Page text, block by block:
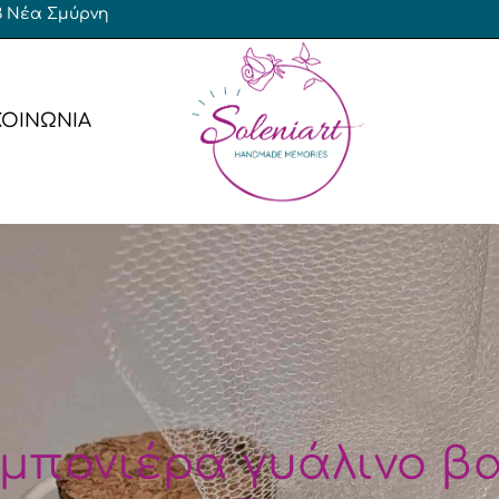
Νέα Σμύρνη
Γάμος – Βάπτιση
Baby Shower
Γενεθλίων
Bachelor / Bachelorette
Γενεθλίων
Αποφοίτησης
Χριστουγεννιάτικο /
Εταιρικό
γυάλινο